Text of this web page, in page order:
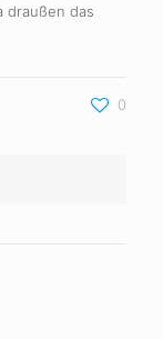
draußen das
0